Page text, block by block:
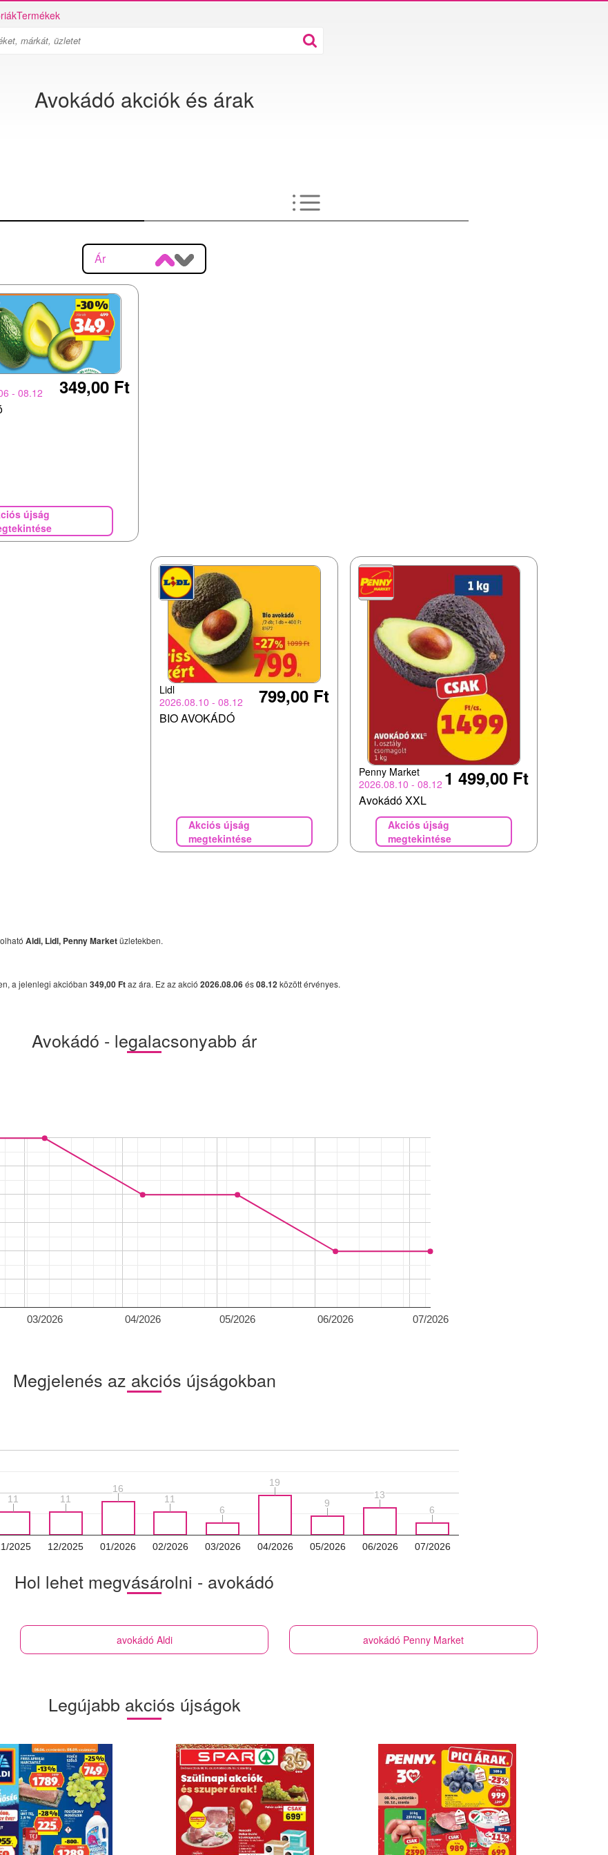
Termékek
Avokádó akciók és árak
Ár
- 08.12
349,00 Ft
újság
Lidl
2026.08.10 - 08.12
799,00 Ft
BIO AVOKÁDÓ
Akciós újság
megtekintése
Penny Market
2026.08.10 - 08.12 1 499,00 Ft
Avokádó XXL
Akciós újság
megtekintése
Aldi, Lidl, Penny Marketüzletekben.
a jelenlegi akcióban 349,00 Ftaz ára. Ez az akció 2026.08.06és08.12között érvényes.
Avokádó - legalacsonyabb ár
03/2026 04/2026 05/2026 06/2026 07/2026
Megjelenés az akciós újságokban
2025 12/2025 01/2026 02/2026 03/2026 04/2026 05/2026 06/2026 07/2026
11
11 11
11
16
16
11
11
6
6
19
19
9
9
13
13
6
6
Hol lehet megvásárolni - avokádó
avokádó Aldi avokádó Penny Market
Legújabb akciós újságok